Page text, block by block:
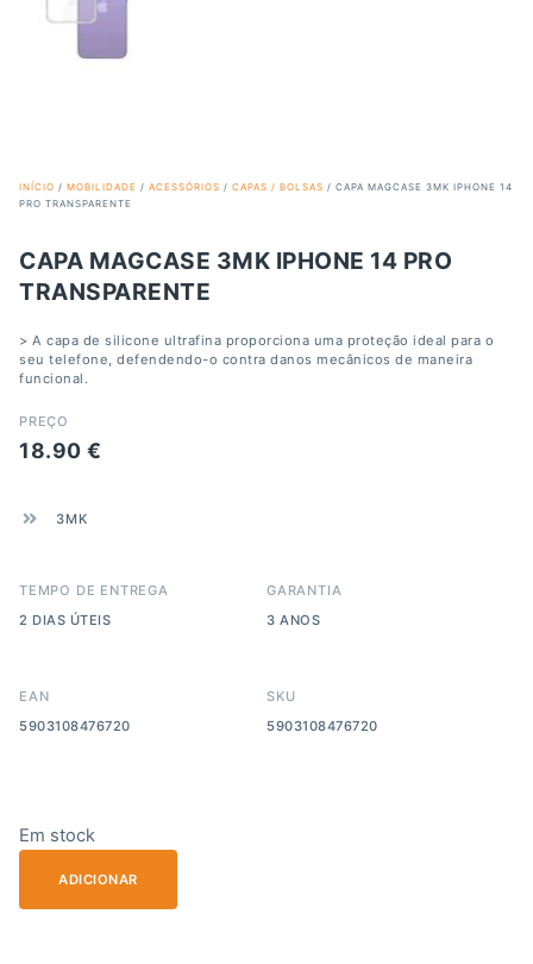
INÍCIO / MOBILIDADE / ACESSÓRIOS / CAPAS / BOLSAS / CAPA MAGCASE 3MK IPHONE 14
PRO TRANSPARENTE
CAPA MAGCASE 3MK IPHONE 14 PRO
TRANSPARENTE
> A capa de silicone ultrafina proporciona uma proteção ideal para o
seu telefone, defendendo-o contra danos mecânicos de maneira
funcional.
PREÇO
18.90 €
3MK
TEMPO DE ENTREGA
2 DIAS ÚTEIS
GARANTIA
3 ANOS
EAN
5903108476720
SKU
5903108476720
Em stock
ADICIONAR